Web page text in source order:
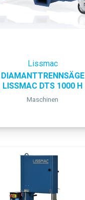
Lissmac
DIAMANTTRENNSÄGE
LISSMAC DTS 1000 H
Maschinen